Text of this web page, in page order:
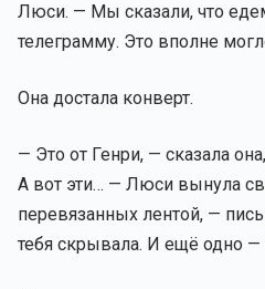
Люси. — Мы сказали, что
телеграмму. Это вполне
Она достала конверт.
— Это от Генри, — сказала
А вот эти… — Люси вынула
перевязанных лентой, —
тебя скрывала. И ещё одно —